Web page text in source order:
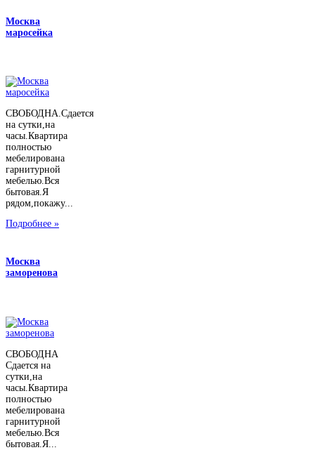
Москва
маросейка
СВОБОДНА.Сдается
на сутки,на
часы.Квартира
полностью
мебелирована
гарнитурной
мебелью.Вся
бытовая.Я
рядом,покажу...
Подробнее »
Москва
заморенова
СВОБОДНА
Сдается на
сутки,на
часы.Квартира
полностью
мебелирована
гарнитурной
мебелью.Вся
бытовая.Я...